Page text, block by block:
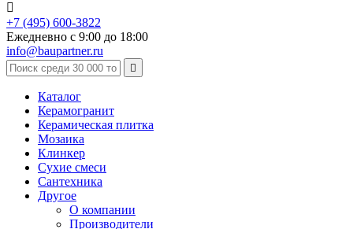

+7 (495) 600-3822
Ежедневно с 9:00 до 18:00
info@baupartner.ru

Каталог
Керамогранит
Керамическая плитка
Мозаика
Клинкер
Сухие смеси
Сантехника
Другое
О компании
Производители